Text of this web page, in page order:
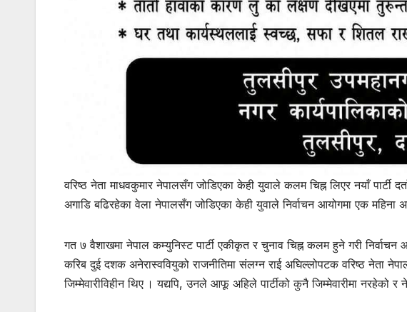
वरिष्ठ नेता माधवकुमार नेपालसँग जोडिएका केही युवाले कलम चिह्न लिएर नयाँ पार्टी
अगाडि बढिरहेका वेला नेपालसँग जोडिएका केही युवाले निर्वाचन आयोगमा एक महिना
गत ७ वैशाखमा नेपाल कम्युनिस्ट पार्टी एकीकृत र चुनाव चिह्न कलम हुने गरी निर्वाचन
करिब दुई दशक अनेरास्ववियुको राजनीतिमा संलग्न राई अघिल्लोपटक वरिष्ठ नेता
जिम्मेवारीविहीन थिए । यद्यपि, उनले आफू अहिले पार्टीको कुनै जिम्मेवारीमा नरहेको र